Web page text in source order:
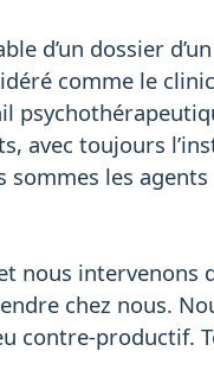
d’un dossier
comme le
avec toujours
sommes les agents
nous intervenons
chez nous.
contre-productif.